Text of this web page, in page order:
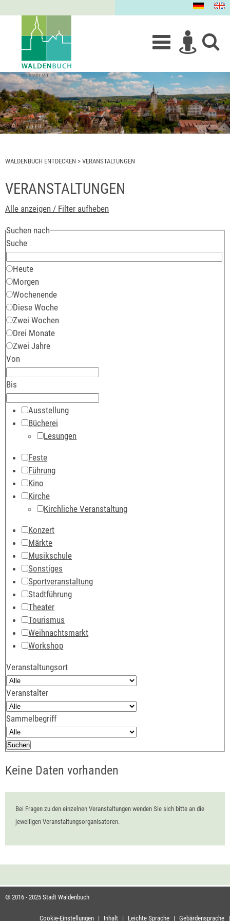
WALDENBUCH ENTDECKEN > VERANSTALTUNGEN
VERANSTALTUNGEN
Alle anzeigen / Filter aufheben
Suchen nach
Suche
Heute
Morgen
Wochenende
Diese Woche
Zwei Wochen
Drei Monate
Zwei Jahre
Von
Bis
Ausstellung
Bücherei
Lesungen
Feste
Führung
Kino
Kirche
Kirchliche Veranstaltung
Konzert
Märkte
Musikschule
Sonstiges
Sportveranstaltung
Stadtführung
Theater
Tourismus
Weihnachtsmarkt
Workshop
Veranstaltungsort
Veranstalter
Sammelbegriff
Keine Daten vorhanden
Bei Fragen zu den einzelnen Veranstaltungen wenden Sie sich bitte an die
jeweiligen Veranstaltungsorganisatoren.
© 2016 - 2025 Stadt Waldenbuch
Cookie-Einstellungen | Inhalt | Leichte Sprache | Gebärdensprache |